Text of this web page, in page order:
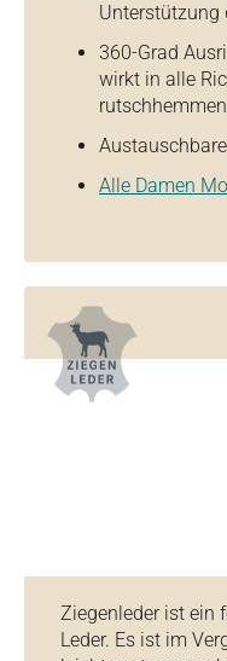
Unterstützung
360-Grad
wirkt in alle
Alle Damen
Ziegenleder ist ein
Leder. Es ist im